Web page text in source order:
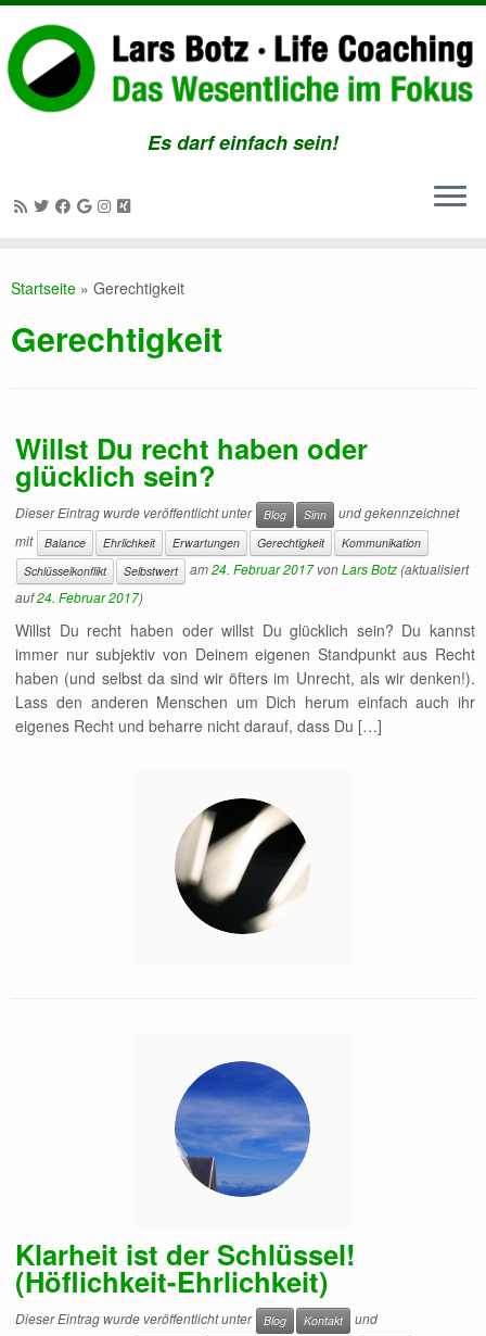
Inhalt
Es darf einfach sein!
Startseite » Gerechtigkeit
Gerechtigkeit
Willst Du recht haben oder
glücklich sein?
Dieser Eintrag wurde veröffentlicht unter Blog Sinn
und gekennzeichnet
mit
Balance Ehrlichkeit Erwartungen Gerechtigkeit
Kommunikation
Schlüsselkonflikt
Selbstwert am24. Februar 2017 vonLars Botz(aktualisiert
auf24. Februar 2017)
Willst Du recht haben oder willst Du glücklich sein? Du kannst
immer nur subjektiv von Deinem eigenen Standpunkt aus Recht
haben (und selbst da sind wir öfters im Unrecht, als wir denken!).
Lass den anderen Menschen um Dich herum einfach auch ihr
eigenes Recht und beharre nicht darauf, dass Du […]
Klarheit ist der Schlüssel!
(Höflichkeit-Ehrlichkeit)
Dieser Eintrag wurde veröffentlicht unter Blog Kontakt
und